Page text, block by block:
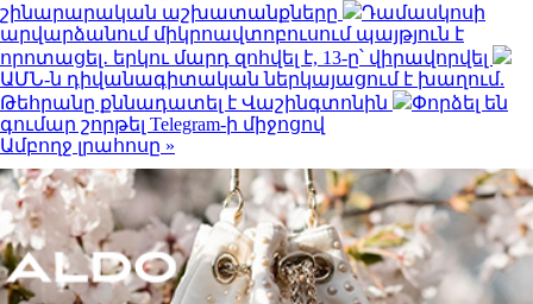
շինարարական աշխատանքները
Դամասկոսի
արվարձանում միկրոավտոբուսում պայթյուն է
որոտացել․ երկու մարդ զոհվել է, 13-ը՝ վիրավորվել
ԱՄՆ-ն դիվանագիտական ներկայացում է խաղում.
Թեհրանը քննադատել է Վաշինգտոնին
Փորձել են
գումար շորթել Telegram-ի միջոցով
Ամբողջ լրահոսը »